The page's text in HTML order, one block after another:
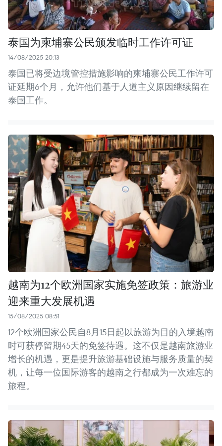
泰国为柬埔寨公民颁发临时工作许可证
14/08/2025 20:13
泰国已将受边境管控措施影响的柬埔寨公民工作许可
证延期6个月，允许他们基于人道主义原因继续留在
泰国工作。
越南为12个欧洲国家实施免签政策：旅游业
迎来重大发展机遇
15/08/2025 08:51
12个欧洲国家公民自8月15日起以旅游为目的入境越南
时可获停留期45天的免签待遇。这不仅是越南旅游业
增长的机遇，更是提升旅游基础设施与服务质量的契
机，让每一位国际游客的越南之行都成为一次难忘的
旅程。